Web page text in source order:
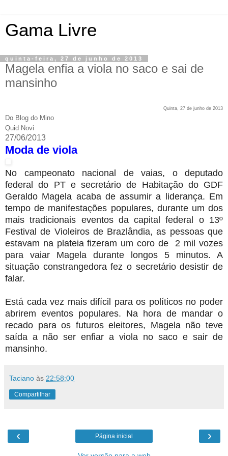
Gama Livre
quinta-feira, 27 de junho de 2013
Magela enfia a viola no saco e sai de
mansinho
Quinta, 27 de junho de 2013
Do Blog do Mino
Quid Novi
27/06/2013
Moda de viola
No campeonato nacional de vaias, o deputado
federal do PT e secretário de Habitação do GDF
Geraldo Magela acaba de assumir a liderança. Em
tempo de manifestações populares, durante um dos
mais tradicionais eventos da capital federal o 13º
Festival de Violeiros de Brazlândia, as pessoas que
estavam na plateia fizeram um coro de 2 mil vozes
para vaiar Magela durante longos 5 minutos. A
situação constrangedora fez o secretário desistir de
falar.
Está cada vez mais difícil para os políticos no poder
abrirem eventos populares. Na hora de mandar o
recado para os futuros eleitores, Magela não teve
saída a não ser enfiar a viola no saco e sair de
mansinho.
Taciano às 22:58:00
Compartilhar
‹ ›
Página inicial